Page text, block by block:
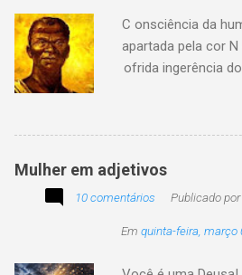
C onsciência da
apartada pela cor
ofrida ingerência
tempo o preito N
multicolor I
Mulher em adjetivos
10 comentários Publicado por
Em quinta-feira, março